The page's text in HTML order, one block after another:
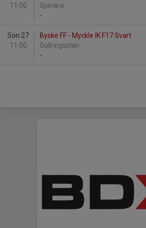
11:00
Sjönära
-
Sön 27
11:00
Byske FF - Myckle IK F17 Svart
Gullringsplan
-